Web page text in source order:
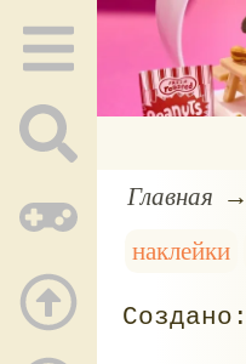
Главная
наклейки